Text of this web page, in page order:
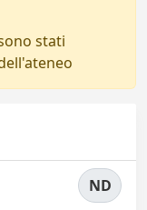
stati
ND